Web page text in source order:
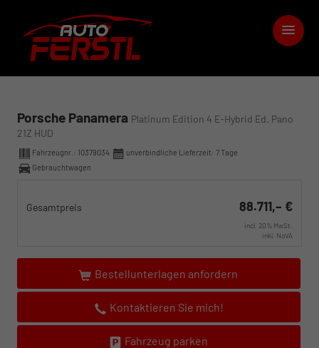
Porsche Panamera Platinum Edition 4 E-Hybrid Ed. Pano
21Z HUD
Fahrzeugnr.: 10379034 unverbindliche Lieferzeit: 7 Tage
Gebrauchtwagen
Gesamtpreis 88.711,– €
incl. 20% MwSt.
inkl. NoVA
Bestellunterlagen anfordern
Kontaktieren Sie mich!
Fahrzeug parken